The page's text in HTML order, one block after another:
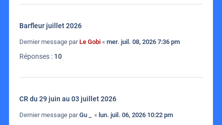
Barfleur juillet 2026
Dernier message par Le Gobi « mer. juil. 08, 2026 7:36 pm
Réponses : 10
CR du 29 juin au 03 juillet 2026
Dernier message parGu _ « lun. juil. 06, 2026 10:22 pm